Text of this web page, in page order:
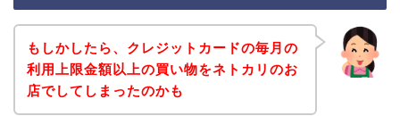
もしかしたら、クレジットカードの毎月の
利用上限金額以上の買い物をネトカリのお
店でしてしまったのかも